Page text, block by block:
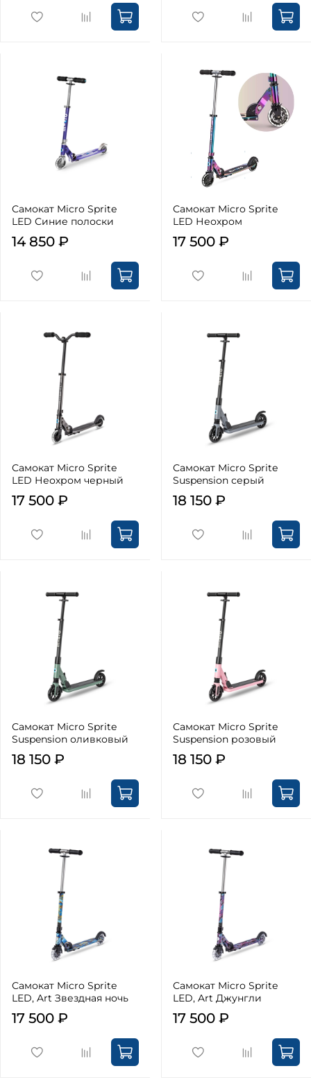
Самокат Micro Sprite
LED Синие полоски
14 850 ₽
Самокат Micro Sprite
LED Неохром
17 500 ₽
Самокат Micro Sprite
LED Неохром черный
17 500 ₽
Самокат Micro Sprite
Suspension серый
18 150 ₽
Самокат Micro Sprite
Suspension оливковый
18 150 ₽
Самокат Micro Sprite
Suspension розовый
18 150 ₽
Самокат Micro Sprite
LED, Art Звездная ночь
17 500 ₽
Самокат Micro Sprite
LED, Art Джунгли
17 500 ₽